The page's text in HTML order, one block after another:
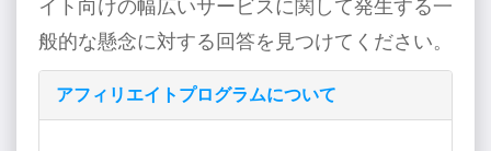
イト向けの幅広いサービスに関して発生する一
般的な懸念に対する回答を見つけてください。
アフィリエイトプログラムについて